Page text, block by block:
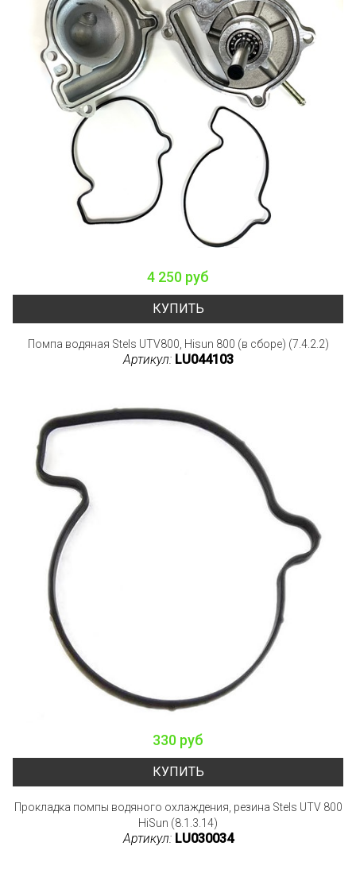
4 250 руб
КУПИТЬ
Помпа водяная Stels UTV800, Hisun 800 (в сборе) (7.4.2.2)
Артикул: LU044103
330 руб
КУПИТЬ
Прокладка помпы водяного охлаждения, резина Stels UTV 800
HiSun (8.1.3.14)
Артикул: LU030034